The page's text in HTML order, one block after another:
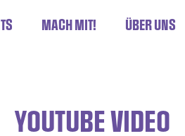
MACH MIT! ÜBER UNS
YOUTUBE VIDEO